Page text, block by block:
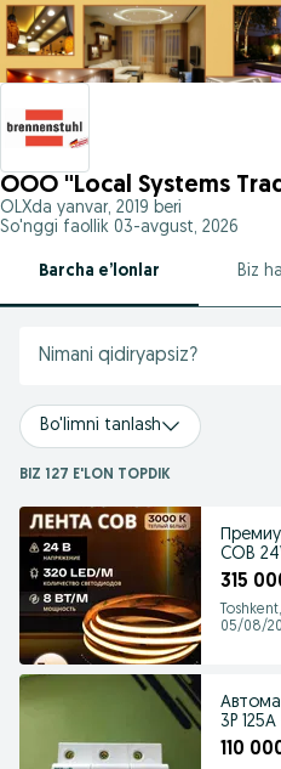
OOO "Local Systems
OLXda yanvar, 2019 beri
So'nggi faollik 03-avgust, 2026
Barcha e’lonlar Biz
Bo'limni tanlash
BIZ 127 E'LON TOPDIK
COB
точек.
315
05/08/
3P
110